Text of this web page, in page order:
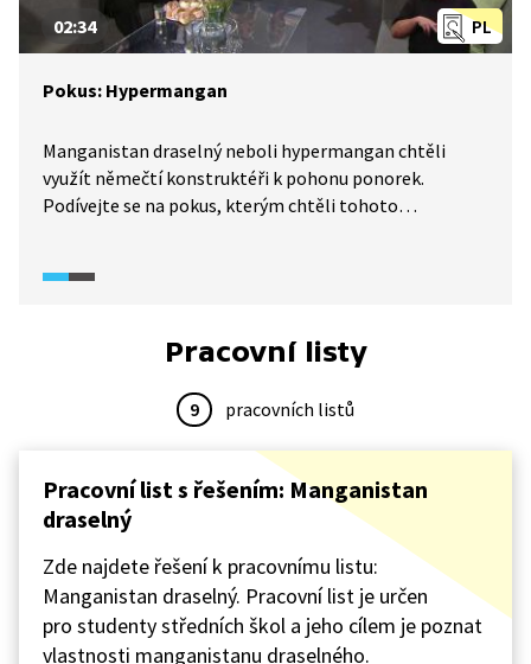
PL
02:34
Pokus: Hypermangan
Manganistan draselný neboli hypermangan chtěli
využít němečtí konstruktéři k pohonu ponorek.
Podívejte se na pokus, kterým chtěli tohoto
sopka.
Pracovní listy
9 pracovních listů
Pracovní list s řešením: Manganistan
draselný
Zde najdete řešení k pracovnímu listu:
Manganistan draselný. Pracovní list je určen
pro studenty středních škol a jeho cílem je poznat
vlastnosti manganistanu draselného.